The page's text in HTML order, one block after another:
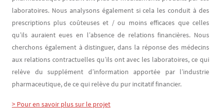
laboratoires. Nous analysons également si cela les conduit à des
prescriptions plus coûteuses et / ou moins efficaces que celles
qu’ils auraient eues en l’absence de relations financières. Nous
cherchons également à distinguer, dans la réponse des médecins
aux relations contractuelles qu’ils ont avec les laboratoires, ce qui
relève du supplément d’information apportée par l’industrie
pharmaceutique, de ce qui relève du pur incitatif financier.
> Pour en savoir plus sur le projet